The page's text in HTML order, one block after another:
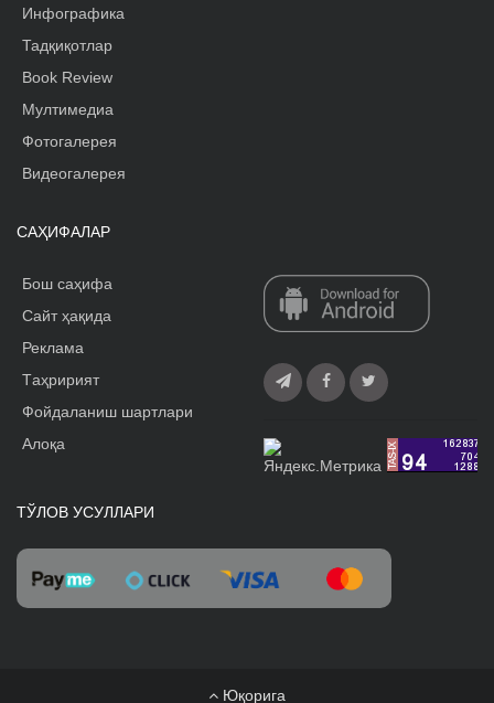
Инфографика
Тадқиқотлар
Book Review
Мултимедиа
Фотогалерея
Видеогалерея
САҲИФАЛАР
Бош саҳифа
Сайт ҳақида
Реклама
Tаҳририят
Фойдаланиш шартлари
Алоқа
ТЎЛОВ УСУЛЛАРИ
Юқорига